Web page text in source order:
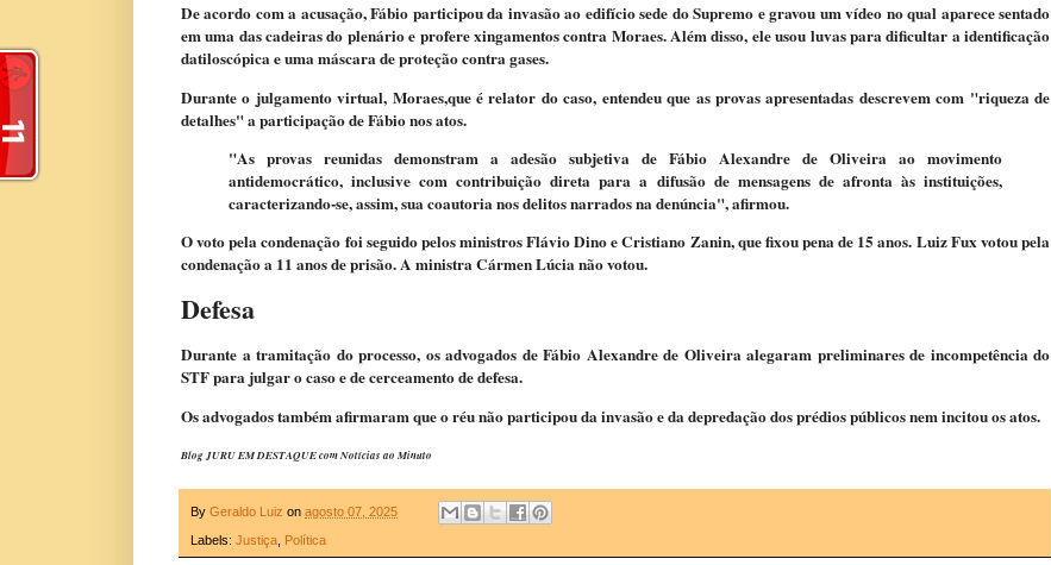
De acordo com a acusação, Fábio participou da invasão ao edifício sede do Supremo e gravou um vídeo no qual aparece sentado
em uma das cadeiras do plenário e profere xingamentos contra Moraes. Além disso, ele usou luvas para dificultar a identificação
datiloscópica e uma máscara de proteção contra gases.
Durante o julgamento virtual, Moraes,que é relator do caso, entendeu que as provas apresentadas descrevem com "riqueza de
detalhes" a participação de Fábio nos atos.
"As provas reunidas demonstram a adesão subjetiva de Fábio Alexandre de Oliveira ao movimento
antidemocrático, inclusive com contribuição direta para a difusão de mensagens de afronta às instituições,
caracterizando-se, assim, sua coautoria nos delitos narrados na denúncia", afirmou.
O voto pela condenação foi seguido pelos ministros Flávio Dino e Cristiano Zanin, que fixou pena de 15 anos. Luiz Fux votou pela
condenação a 11 anos de prisão. A ministra Cármen Lúcia não votou.
Defesa
Durante a tramitação do processo, os advogados de Fábio Alexandre de Oliveira alegaram preliminares de incompetência do
STF para julgar o caso e de cerceamento de defesa.
Osadvogados também afirmaram que o réu não participou da invasão e da depredação dos prédios públicos nem incitou os atos.
Blog JURU EM DESTAQUE com Notícias ao Minuto
By Geraldo Luiz on agosto 07, 2025
Labels: Justiça Política